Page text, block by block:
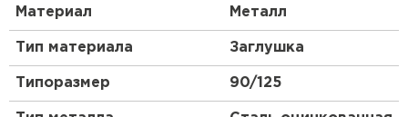
Материал Металл
Тип материала Заглушка
Типоразмер 90/125